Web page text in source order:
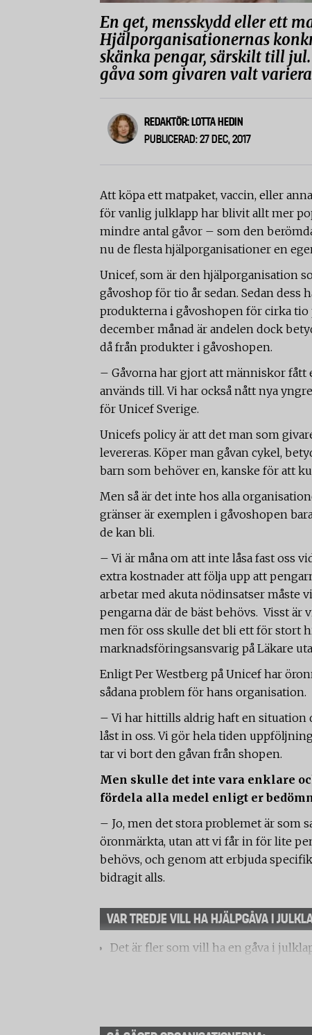
En get, mensskydd eller ett
Hjälporganisationernas
skänka pengar, särskilt till
gåva som givaren valt
REDAKTÖR: LOTTA HEDIN
PUBLICERAD: 27 DEC, 2017
Att köpa ett matpaket, vaccin, eller
för vanlig julklapp har blivit allt mer
mindre antal gåvor – som den
nu de flesta hjälporganisationer en
Unicef, som är den hjälporganisation
gåvoshop för tio år sedan. Sedan dess
produkterna i gåvoshopen för cirka
december månad är andelen dock
då från produkter i gåvoshopen.
– Gåvorna har gjort att människor fått
används till. Vi har också nått nya
för Unicef Sverige.
Unicefs policy är att det man som
levereras. Köper man gåvan cykel,
barn som behöver en, kanske för att
Men så är det inte hos alla
gränser är exemplen i gåvoshopen
de kan bli.
– Vi är måna om att inte låsa fast oss
extra kostnader att följa upp att
arbetar med akuta nödinsatser måste
pengarna där de bäst behövs. Visst är
men för oss skulle det bli ett för stort
marknadsföringsansvarig på Läkare
Enligt Per Westberg på Unicef har
sådana problem för hans organisation.
– Vi har hittills aldrig haft en situation
låst in oss. Vi gör hela tiden
tar vi bort den gåvan från shopen.
Men skulle det inte vara enklare
fördela alla medel enligt er
– Jo, men det stora problemet är som
öronmärkta, utan att vi får in för lite
behövs, och genom att erbjuda
bidragit alls.
VAR TREDJE VILL HA HJÄLPGÅVA I
Det är fler som vill ha en gåva i
undersökning som
svarade 34 procent av de tillfrågade